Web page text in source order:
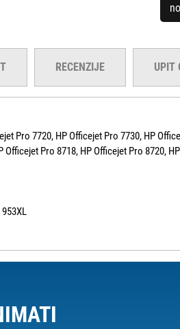
RECENZIJE UPIT
Pro 7720, HP Officejet Pro 7730, HP
Officejet Pro 8718, HP Officejet Pro 8720,